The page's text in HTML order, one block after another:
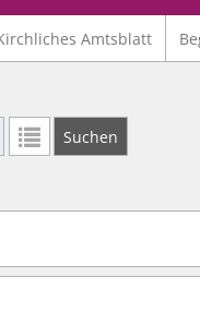
Amtsblatt
mit Platzhalter "*",
Suchen